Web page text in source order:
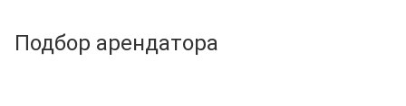
Подбор арендатора